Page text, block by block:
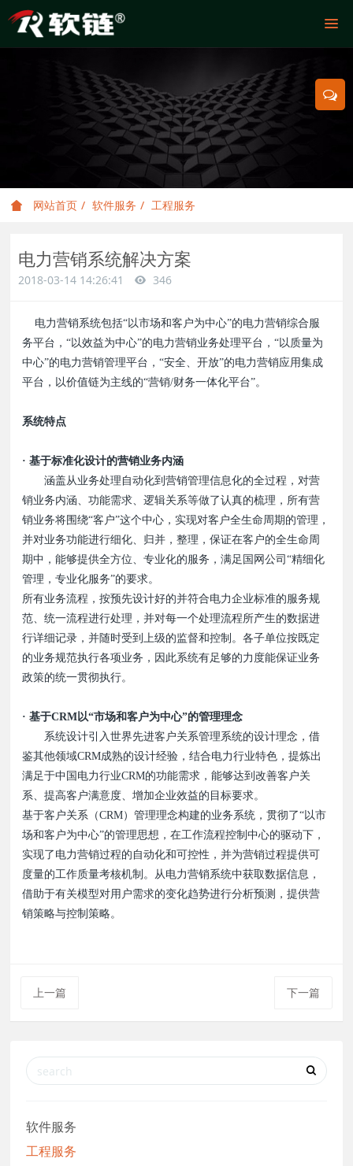
网站首页 软件服务 工程服务
电力营销系统解决方案
2018-03-14 14:26:41 346
电力营销系统包括“以市场和客户为中心”的电力营销综合服
务平台，“以效益为中心”的电力营销业务处理平台，“以质量为
中心”的电力营销管理平台，“安全、开放”的电力营销应用集成
平台，以价值链为主线的“营销/财务一体化平台”。
系统特点
· 基于标准化设计的营销业务内涵
涵盖从业务处理自动化到营销管理信息化的全过程，对营
销业务内涵、功能需求、逻辑关系等做了认真的梳理，所有营
销业务将围绕“客户”这个中心，实现对客户全生命周期的管理，
并对业务功能进行细化、归并，整理，保证在客户的全生命周
期中，能够提供全方位、专业化的服务，满足国网公司“精细化
管理，专业化服务”的要求。
所有业务流程，按预先设计好的并符合电力企业标准的服务规
范、统一流程进行处理，并对每一个处理流程所产生的数据进
行详细记录，并随时受到上级的监督和控制。各子单位按既定
的业务规范执行各项业务，因此系统有足够的力度能保证业务
政策的统一贯彻执行。
· 基于CRM以“市场和客户为中心”的管理理念
系统设计引入世界先进客户关系管理系统的设计理念，借
鉴其他领域CRM成熟的设计经验，结合电力行业特色，提炼出
满足于中国电力行业CRM的功能需求，能够达到改善客户关
系、提高客户满意度、增加企业效益的目标要求。
基于客户关系（CRM）管理理念构建的业务系统，贯彻了“以市
场和客户为中心”的管理思想，在工作流程控制中心的驱动下，
实现了电力营销过程的自动化和可控性，并为营销过程提供可
度量的工作质量考核机制。从电力营销系统中获取数据信息，
借助于有关模型对用户需求的变化趋势进行分析预测，提供营
销策略与控制策略。
上一篇 下一篇
软件服务
工程服务